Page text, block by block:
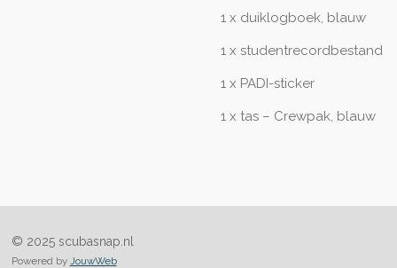
1 x duiklogboek, blauw
1 x studentrecordbestand
1 x PADI-sticker
1 x tas – Crewpak, blauw
© 2025 scubasnap.nl
Powered by JouwWeb